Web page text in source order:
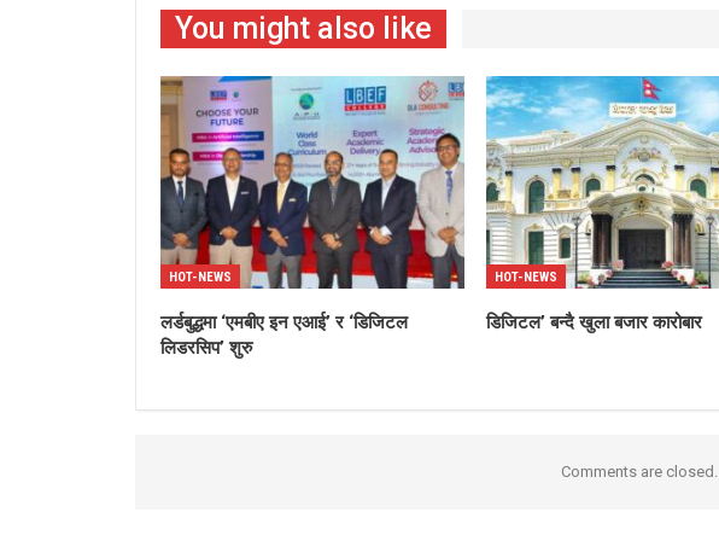
You might also like
HOT-NEWS
लर्डबुद्धमा ‘एमबीए इन एआई’ र ‘डिजिटल
लिडरसिप’ शुरु
HOT-NEWS
डिजिटल’ बन्दै खुला बजार कारोबार
Comments are closed.